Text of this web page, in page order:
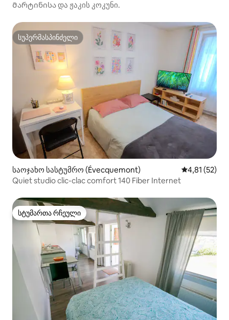
Მარტინისა და ჟაკის კოკუნი.
სუპერმასპინძელი
სუპერმასპინძელი
საოჯახო სასტუმრო (Évecquemont) საშუალო
4,81 (52)
Quiet studio clic-clac comfort 140 Fiber Internet
სტუმართა რჩეული
სტუმართა რჩეული